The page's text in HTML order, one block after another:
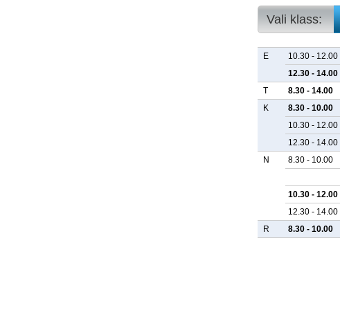
Vali klass:
E 10.30 - 12.00
12.30 - 14.00
T
8.30 - 14.00
K
8.30 - 10.00
10.30 - 12.00
12.30 - 14.00
N
8.30 - 10.00
10.30 - 12.00
12.30 - 14.00
R
8.30 - 10.00